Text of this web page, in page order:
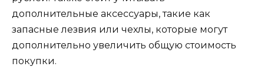
дополнительные аксессуары, такие как
запасные лезвия или чехлы, которые могут
дополнительно увеличить общую стоимость
покупки.